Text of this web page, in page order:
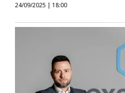
24/09/2025 | 18:00